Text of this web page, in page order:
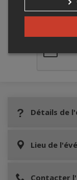
Merci de
Détails de
Lieu de
Contacter